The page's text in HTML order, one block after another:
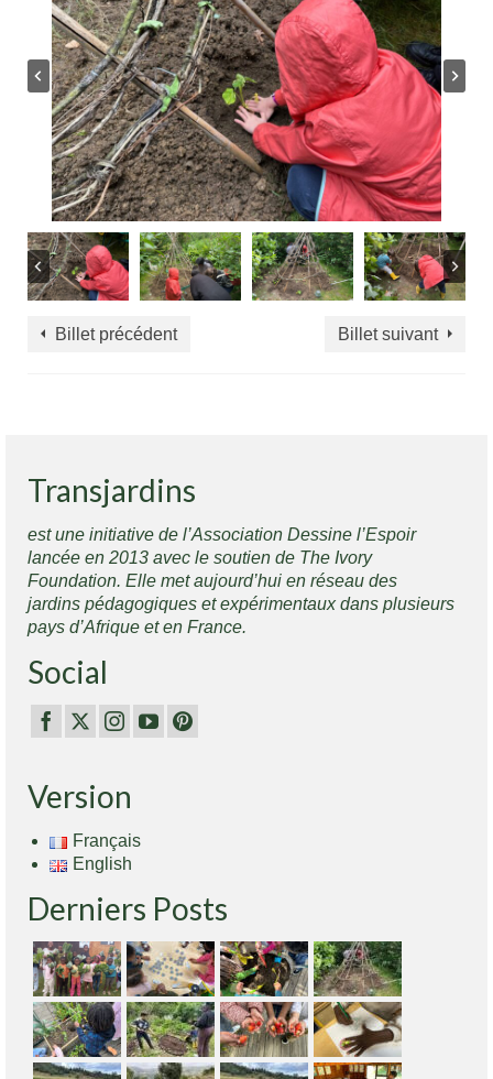
Billet précédent Billet suivant
Transjardins
est une initiative de l’Association Dessine l’Espoir
lancée en 2013 avec le soutien de The Ivory
Foundation. Elle met aujourd’hui en réseau des
jardins pédagogiques et expérimentaux dans plusieurs
pays d’Afrique et en France.
Social
Version
Français
English
Derniers Posts